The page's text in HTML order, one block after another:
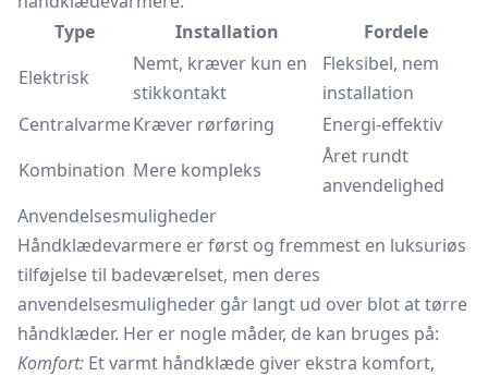
Type
Installation
Fordele
Elektrisk
Nemt, kræver kun en
stikkontakt
Fleksibel, nem
installation
CentralvarmeKræver rørføring
Energi-effektiv
Kombination Mere kompleks
Året rundt
anvendelighed
Anvendelsesmuligheder
Håndklædevarmere er først og fremmest en luksuriøs
tilføjelse til badeværelset, men deres
anvendelsesmuligheder går langt ud over blot at tørre
håndklæder. Her er nogle måder, de kan bruges på:
Komfort: Et varmt håndklæde giver ekstra komfort,